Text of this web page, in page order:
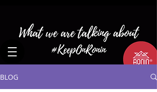
BLOG